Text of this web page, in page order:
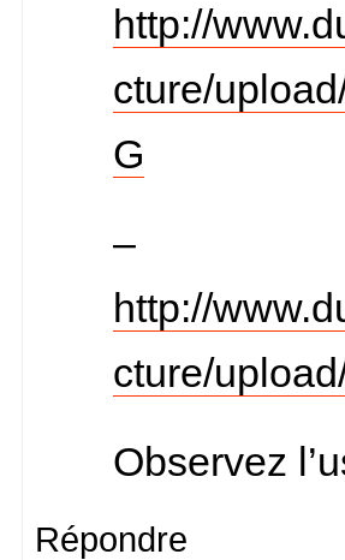
http://
cture/
G
–
http://
cture/
Observez
Répondre